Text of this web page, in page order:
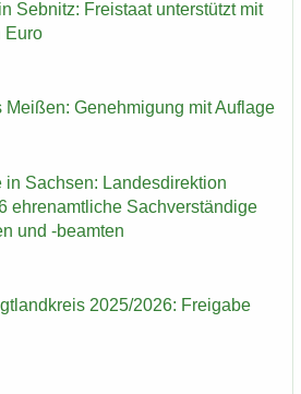
Seb­nitz: Frei­staat un­ter­stützt mit
Euro
Mei­ßen: Ge­neh­mi­gung mit Auf­la­ge
Sach­sen: Lan­des­di­rek­ti­on
eh­ren­amt­li­che Sach­ver­stän­di­ge
und -​beamten
2025/2026: Frei­ga­be